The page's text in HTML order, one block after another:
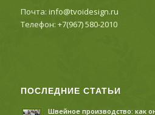
Почта: info@tvoidesign.ru
Телефон: +7(967) 580-2010
ПОСЛЕДНИЕ СТАТЬИ
Швейное производство: как